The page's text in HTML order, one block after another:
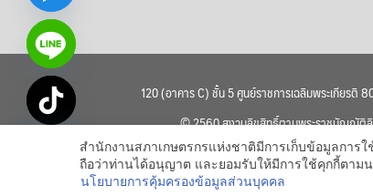
120 (อาคาร C) ชั้น 5 ศูนย์ราชการเฉลิมพระเกียร
© 2560 สงวนลิขสิทธิ์ตามพระราชบัญญัติ
สำนักงานสภาเกษตรกรแห่งชาติมีการเก็บข้อมูลการ
ถือว่าท่านได้อนุญาต และยอมรับให้มีการใช้คุกกี้ตาม
นโยบายการคุ้มครองข้อมูลส่วนบุคคล
Hide
chaty